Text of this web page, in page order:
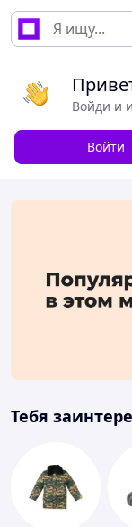
Войди и
Войти
Тебя